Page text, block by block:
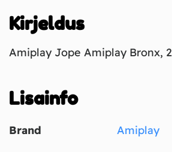
Kirjeldus
Amiplay Jope Amiplay Bronx,
Lisainfo
Brand Amiplay